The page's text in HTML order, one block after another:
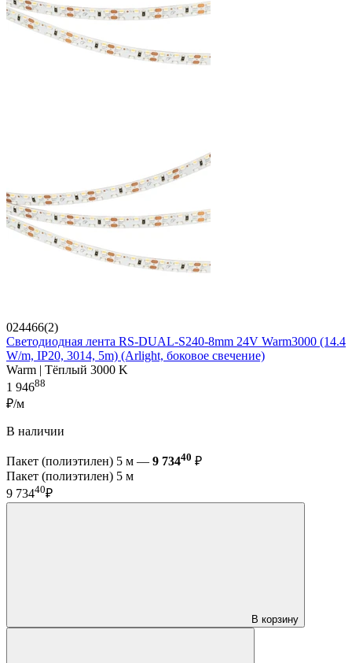
024466(2)
Светодиодная лента RS-DUAL-S240-8mm 24V Warm3000 (14.4
W/m, IP20, 3014, 5m) (Arlight, боковое свечение)
Warm | Тёплый 3000 K
1 94688
₽/м
В наличии
Пакет (полиэтилен) 5 м — 9 73440 ₽
Пакет (полиэтилен) 5 м
9 73440₽
В корзину